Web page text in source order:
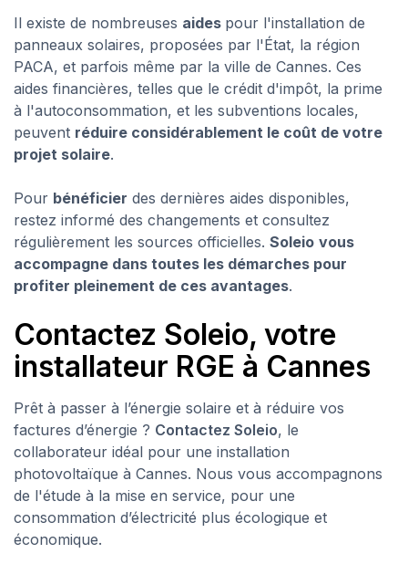
Il existe de nombreuses aides pour l'installation de
panneaux solaires, proposées par l'État, la région
PACA, et parfois même par la ville de Cannes. Ces
aides financières, telles que le crédit d'impôt, la prime
à l'autoconsommation, et les subventions locales,
peuvent réduire considérablement le coût de votre
projet solaire.
Pour bénéficier des dernières aides disponibles,
restez informé des changements et consultez
régulièrement les sources officielles. Soleio vous
accompagne dans toutes les démarches pour
profiter pleinement de ces avantages.
Contactez Soleio, votre
installateur RGE à Cannes
Prêt à passer à l’énergie solaire et à réduire vos
factures d’énergie ? Contactez Soleio, le
collaborateur idéal pour une installation
photovoltaïque à Cannes. Nous vous accompagnons
de l'étude à la mise en service, pour une
consommation d’électricité plus écologique et
économique.